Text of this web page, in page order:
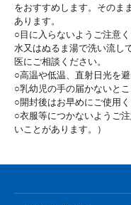
をおすすめします。そのま
あります。
○目に入らないようご注意
水又はぬるま湯で洗い流し
医にご相談ください。
○高温や低温、直射日光を
○乳幼児の手の届かないと
○開封後はお早めにご使用く
○衣服等につかないようご
いことがあります。）